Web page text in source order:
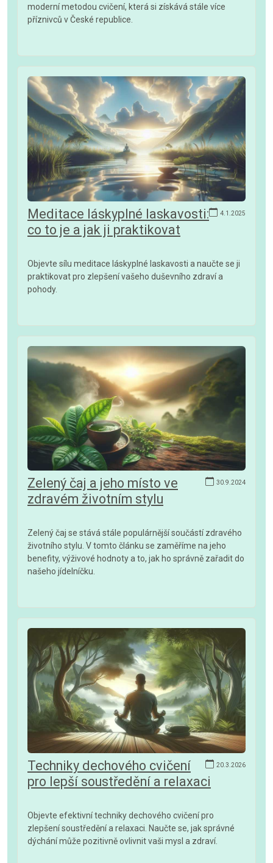
moderní metodou cvičení, která si získává stále více
příznivců v České republice.
4.1.2025
Meditace láskyplné laskavosti:
co to je a jak ji praktikovat
Objevte sílu meditace láskyplné laskavosti a naučte se ji
praktikovat pro zlepšení vašeho duševního zdraví a
pohody.
30.9.2024
Zelený čaj a jeho místo ve
zdravém životním stylu
Zelený čaj se stává stále populárnější součástí zdravého
životního stylu. V tomto článku se zaměříme na jeho
benefity, výživové hodnoty a to, jak ho správně zařadit do
našeho jídelníčku.
20.3.2026
Techniky dechového cvičení
pro lepší soustředění a relaxaci
Objevte efektivní techniky dechového cvičení pro
zlepšení soustředění a relaxaci. Naučte se, jak správné
dýchání může pozitivně ovlivnit vaši mysl a zdraví.